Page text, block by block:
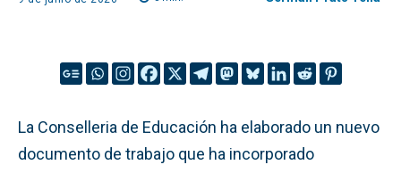
La Conselleria de Educación ha elaborado un nuevo
documento de trabajo que ha incorporado